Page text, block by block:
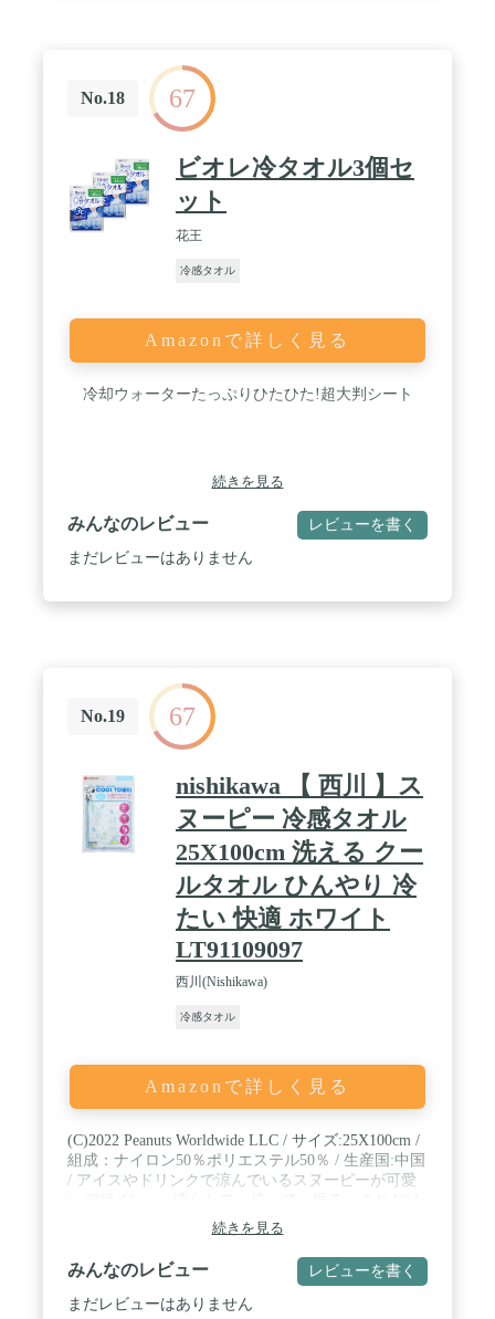
No.18 67
ビオレ冷タオル3個セ
ット
花王
冷感タオル
Amazonで詳しく見る
冷却ウォーターたっぷりひたひた!超大判シート
続きを見る
みんなのレビュー レビューを書く
まだレビューはありません
No.19 67
nishikawa 【 西川 】ス
ヌーピー 冷感タオル
25X100cm 洗える クー
ルタオル ひんやり 冷
たい 快適 ホワイト
LT91109097
西川(Nishikawa)
冷感タオル
Amazonで詳しく見る
(C)2022 Peanuts Worldwide LLC / サイズ:25X100cm /
組成：ナイロン50％ポリエステル50％ / 生産国:中国
/ アイスやドリンクで涼んでいるスヌーピーが可愛
の簡単3ステップで、すぐに生地の温度が下がって
ひんやり! / タオルを濡らすのは、水でも汗でも、お
湯でもOK。湿らせて振ればひんやり。ぬるくなっ
てきても、生地が湿っている間なら振るだけで何度
でも冷たくなるので、お出かけにはこれ1枚でOK。
続きを見る
みんなのレビュー レビューを書く
まだレビューはありません